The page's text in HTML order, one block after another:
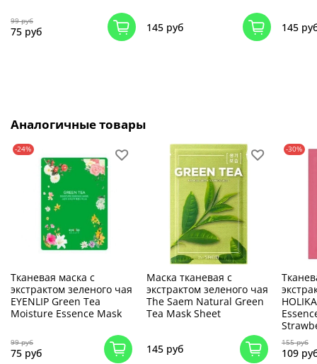
99 руб
75 руб 145 руб 145
Аналогичные товары
-24%
Тканевая маска с
экстрактом зеленого чая
EYENLIP Green Tea
Moisture Essence Mask
99 руб
75 руб
Маска тканевая с
экстрактом зеленого чая
The Saem Natural Green
Tea Mask Sheet
145 руб
-30%
155 руб
109